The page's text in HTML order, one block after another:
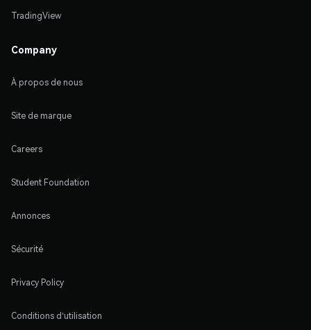
TradingView
Company
À propos de nous
Site de marque
Careers
Student Foundation
Annonces
Sécurité
Privacy Policy
Conditions d'utilisation